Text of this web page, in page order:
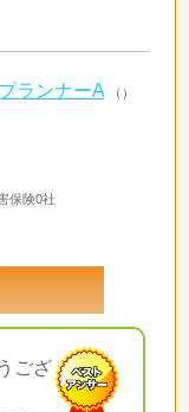
ランナーA （）
保険0社
ござ